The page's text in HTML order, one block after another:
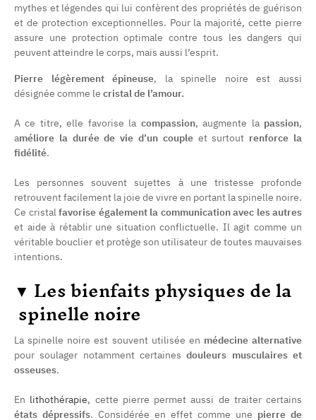
mythes et légendes qui lui confèrent des propriétés de guérison
et de protection exceptionnelles. Pour la majorité, cette pierre
assure une protection optimale contre tous les dangers qui
peuvent atteindre le corps, mais aussi l’esprit.
Pierre légèrement épineuse, la spinelle noire est aussi
désignée comme le cristal de l’amour.
A ce titre, elle favorise la compassion, augmente la passion,
améliore la durée de vie d’un coupleet surtout renforce la
fidélité.
Les personnes souvent sujettes à une tristesse profonde
retrouvent facilement la joie de vivre en portant la spinelle noire.
Ce cristalfavorise également la communication avec les autres
et aide à rétablir une situation conflictuelle. Il agit comme un
véritable bouclier et protège son utilisateur de toutes mauvaises
intentions.
▼Les bienfaits physiques de la
spinelle noire
La spinelle noire est souvent utilisée en médecine alternative
pour soulager notamment certainesdouleurs musculaires et
osseuses.
En lithothérapie, cette pierre permet aussi de traiter certains
états dépressifs. Considérée en effet comme une pierre de